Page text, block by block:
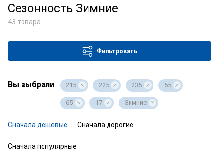
Сезонность Зимние
43 товара
Фильтровать
Вы выбрали 215 225 235 55
65 17 Зимние
Сначала дешевые Сначала дорогие
Сначала популярные